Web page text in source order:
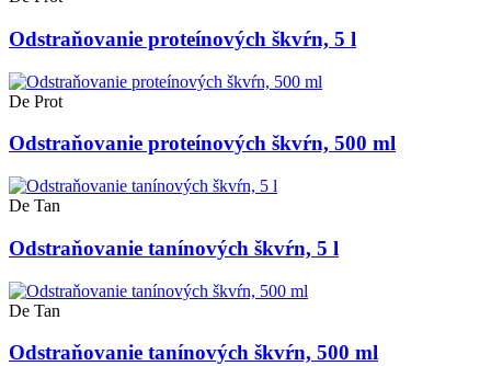
Odstraňovanie proteínových škvŕn, 5 l
De Prot
Odstraňovanie proteínových škvŕn, 500 ml
De Tan
Odstraňovanie tanínových škvŕn, 5 l
De Tan
Odstraňovanie tanínových škvŕn, 500 ml